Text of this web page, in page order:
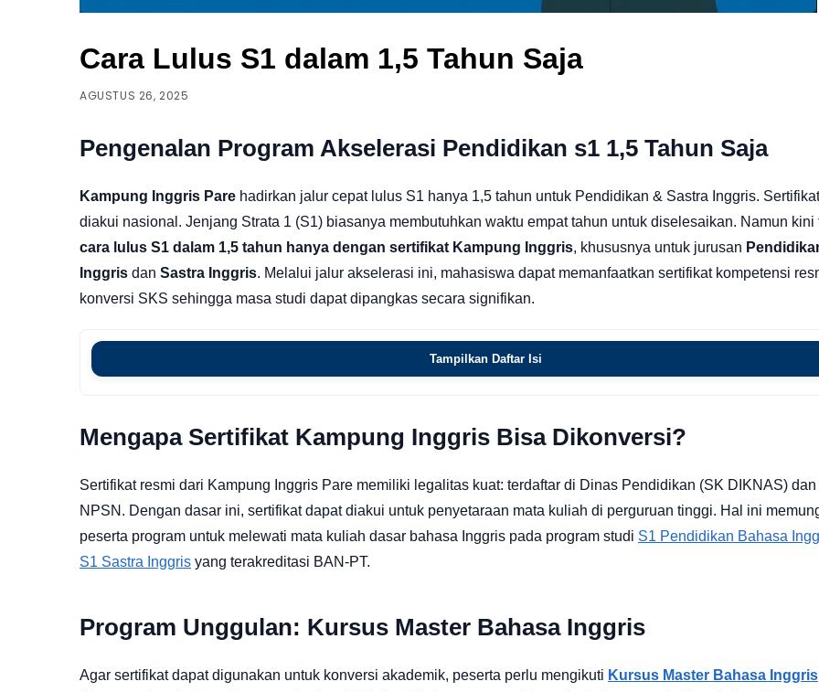
Cara Lulus S1 dalam 1,5 Tahun Saja
AGUSTUS 26, 2025
Pengenalan Program Akselerasi Pendidikan s1 1,5 Tahun Saja
Kampung Inggris Pare hadirkan jalur cepat lulus S1 hanya 1,5 tahun untuk Pendidikan & Sastra Inggris.
diakui nasional. Jenjang Strata 1 (S1) biasanya membutuhkan waktu empat tahun untuk diselesaikan. Namun kini
cara lulus S1 dalam 1,5 tahun hanya dengan sertifikat Kampung Inggris, khususnya untuk jurusan
Inggris dan Sastra Inggris. Melalui jalur akselerasi ini, mahasiswa dapat memanfaatkan sertifikat kompetensi
konversi SKS sehingga masa studi dapat dipangkas secara signifikan.
Tampilkan Daftar Isi
Mengapa Sertifikat Kampung Inggris Bisa Dikonversi?
Sertifikat resmi dari Kampung Inggris Pare memiliki legalitas kuat: terdaftar di Dinas Pendidikan (SK DIKNAS)
NPSN. Dengan dasar ini, sertifikat dapat diakui untuk penyetaraan mata kuliah di perguruan tinggi. Hal ini
peserta program untuk melewati mata kuliah dasar bahasa Inggris pada program studi S1 Pendidikan Bahasa
S1 Sastra Inggris yang terakreditasi BAN-PT.
Program Unggulan: Kursus Master Bahasa Inggris
Agar sertifikat dapat digunakan untuk konversi akademik, peserta perlu mengikuti Kursus Master Bahasa Inggris